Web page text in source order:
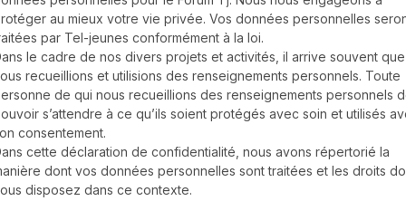
au mieux votre vie privée. Vos données personnelles
par Tel-jeunes conformément à la loi.
le cadre de nos divers projets et activités, il arrive souvent que
recueillions et utilisions des renseignements personnels. Toute
de qui nous recueillions des renseignements personnels
s’attendre à ce qu’ils soient protégés avec soin et utilisés
consentement.
cette déclaration de confidentialité, nous avons répertorié la
dont vos données personnelles sont traitées et les droits
disposez dans ce contexte.